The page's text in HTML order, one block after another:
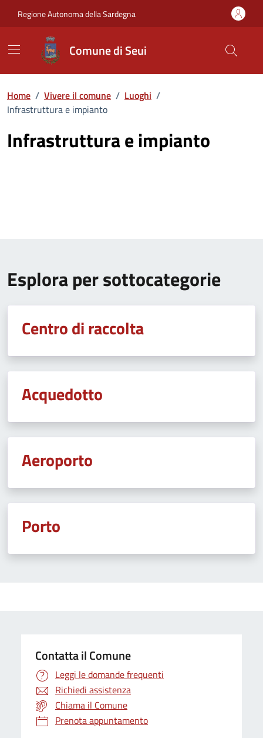
Regione Autonoma della Sardegna
Comune di Seui
Home / Vivere il comune / Luoghi /
Infrastruttura e impianto
Infrastruttura e impianto
Esplora per sottocategorie
Centro di raccolta
Acquedotto
Aeroporto
Porto
Contatta il Comune
Leggi le domande frequenti
Richiedi assistenza
Chiama il Comune
Prenota appuntamento